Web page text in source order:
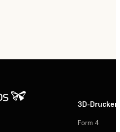
3D-Drucker
Form 4